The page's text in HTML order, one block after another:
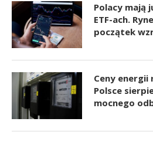
Polacy mają
ETF-ach.
początek
Ceny energii
Polsce
mocnego